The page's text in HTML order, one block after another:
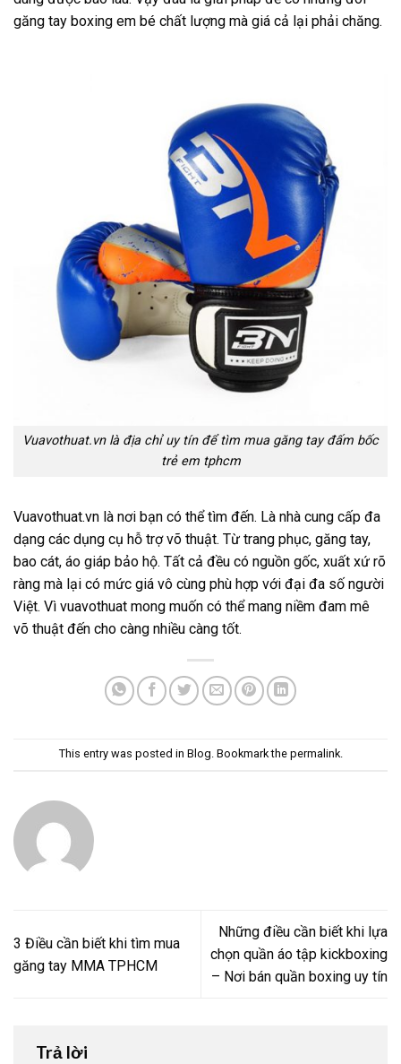
găng tay boxing em bé chất lượng mà giá cả lại phải chăng.
Vuavothuat.vn là địa chỉ uy tín để tìm mua găng tay đấm bốc
trẻ em tphcm
Vuavothuat.vn là nơi bạn có thể tìm đến. Là nhà cung cấp đa
dạng các dụng cụ hỗ trợ võ thuật. Từ trang phục, găng tay,
bao cát, áo giáp bảo hộ. Tất cả đều có nguồn gốc, xuất xứ rõ
ràng mà lại có mức giá vô cùng phù hợp với đại đa số người
Việt. Vì vuavothuat mong muốn có thể mang niềm đam mê
võ thuật đến cho càng nhiều càng tốt.
This entry was posted in Blog. Bookmark the permalink.
3 Điều cần biết khi tìm mua
găng tay MMA TPHCM
Những điều cần biết khi lựa
chọn quần áo tập kickboxing
– Nơi bán quần boxing uy tín
Trả lời